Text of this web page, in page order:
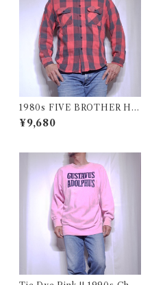
1980s FIVE BROTHER He
avy Flannel Shirt / ブロック
チェック バッファロー ヘビー
¥9,680